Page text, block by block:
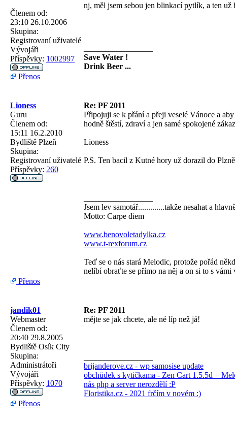
Členem od:
23:10 26.10.2006
Skupina:
Registrovaní uživatelé
Vývojáři
Příspěvky: 1002997
nj, měl jsem sebou jen blinkací pytlík, a ten už
Save Water !
Drink Beer ...
Přenos
Lioness Re: PF 2011
Guru
Členem od:
15:11 16.2.2010
Bydliště Plzeň
Skupina:
Registrovaní uživatelé
Příspěvky: 260
Připojuji se k přání a přeji veselé Vánoce a
hodně štěstí, zdraví a jen samé spokojené
Lioness
P.S. Ten bacil z Kutné hory už dorazil do
Jsem lev samotář.............takže nesahat a
Motto: Carpe diem
www.benovoletadylka.cz
www.t-rexforum.cz
Teď se o nás stará Melodic, protože pořád
nelíbí obraťte se přímo na něj a on si to s
Přenos
jandik01 Re: PF 2011
Webmaster
Členem od:
20:40 29.8.2005
Bydliště Osík City
Skupina:
Administrátoři
Vývojáři
Příspěvky: 1070
mějte se jak chcete, ale né líp než já!
brijanderove.cz - wp samosise update
obchůdek s kytičkama - Zen Cart 1.5.5d +
nás php a server nerozdělí :P
Floristika.cz - 2021 frčím v novém :)
Přenos